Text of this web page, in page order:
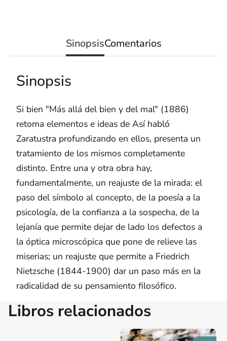
SinopsisComentarios
Sinopsis
Si bien "Más allá del bien y del mal" (1886)
retoma elementos e ideas de Así habló
Zaratustra profundizando en ellos, presenta un
tratamiento de los mismos completamente
distinto. Entre una y otra obra hay,
fundamentalmente, un reajuste de la mirada: el
paso del símbolo al concepto, de la poesía a la
psicología, de la confianza a la sospecha, de la
lejanía que permite dejar de lado los defectos a
la óptica microscópica que pone de relieve las
miserias; un reajuste que permite a Friedrich
Nietzsche (1844-1900) dar un paso más en la
radicalidad de su pensamiento filosófico.
Libros relacionados